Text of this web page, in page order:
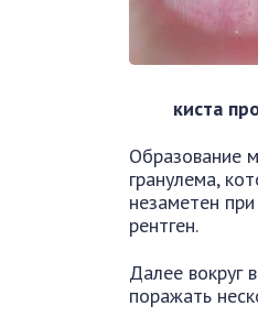
киста
Образование
гранулема,
незаметен
рентген.
Далее вокруг
поражать